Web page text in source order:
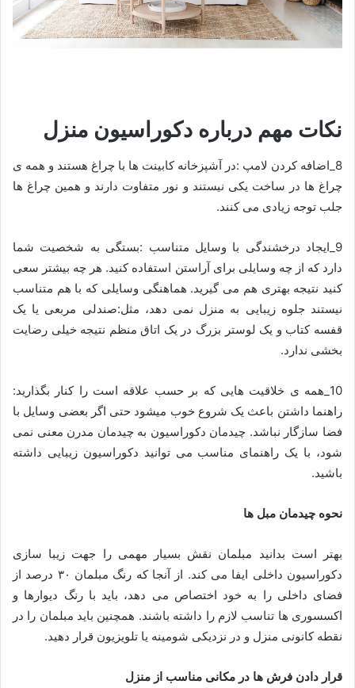
نکات مهم درباره دکوراسیون منزل
8_اضافه کردن لامپ :در آشپزخانه کابینت ها با چراغ هستند و همه ی
چراغ ها در ساخت یکی نیستند و نور متفاوت دارند و همین چراغ ها
جلب توجه زیادی می کنند.
9_ایجاد درخشندگی با وسایل متناسب :بستگی به شخصیت شما
دارد که از چه وسایلی برای آراستن استفاده کنید. هر چه بیشتر سعی
کنید نتیجه بهتری هم می گیرید. هماهنگی وسایلی که با هم متناسب
نیستند جلوه زیبایی به منزل نمی دهد، مثل:صندلی مربعی یا یک
قفسه کتاب و یک لوستر بزرگ در یک اتاق منظم نتیجه خیلی رضایت
بخشی ندارد.
10_همه ی خلاقیت هایی که بر حسب علاقه است را کنار بگذارید:
راهنما داشتن باعث یک شروع خوب میشود حتی اگر بعضی وسایل با
فضا سازگار نباشد. چیدمان دکوراسیون به چیدمان مدرن معنی نمی
شود، با یک راهنمای مناسب می توانید دکوراسیون زیبایی داشته
باشید.
نحوه چیدمان مبل ها
بهتر است بدانید مبلمان نقش بسیار مهمی را جهت زیبا سازی
دکوراسیون داخلی ایفا می کند. از آنجا که رنگ مبلمان ۳۰ درصد از
فضای داخلی را به خود اختصاص می دهد، باید با رنگ دیوارها و
اکسسوری ها تناسب لازم را داشته باشند. همچنین باید مبلمان را در
نقطه کانونی منزل و در نزدیکی شومینه یا تلویزیون قرار دهید.
قرار دادن فرش ها در مکانی مناسب از منزل